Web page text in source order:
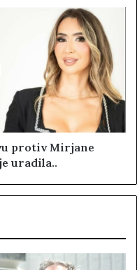
protiv Mirjane
uradila..